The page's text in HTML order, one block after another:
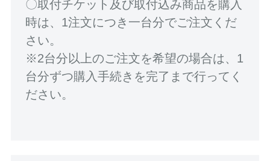
〇取付チケット及び取付込み商品を購入
時は、1注文につき一台分でご注文くだ
さい。
※2台分以上のご注文を希望の場合は、1
台分ずつ購入手続きを完了まで行ってく
ださい。